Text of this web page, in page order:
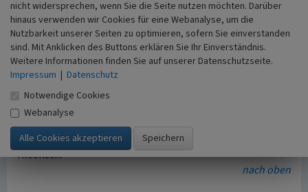
wurde 1952 das nördliche Stallgebäude für Bürozwecke
und als Kantine ausgebaut. Nach dem Auslaufen des
Marschallplans bezog am 20.11.1957 das damalige
Bundesschatzministerium die freiwerdenden Gebäude. Zur
Beseitigung der Raumnot wurde Mitte der 1960er Jahre
ein großzügiger Neubau geplant, der 1967/68 realisiert
wurde. Für diesen Neubau wurden die ehemaligen Stall-
und Scheunengebäude abgerissen. Erhalten und mit dem
Neubau verbunden wurde lediglich das ehemalige
Herrenhaus in der Fassung des Umbaus von Josef
Kleefisch.
nach oben
nicht widersprechen, wenn Sie die Seite nutzen möchten. Darüber
hinaus verwenden wir Cookies für eine Webanalyse, um die
Nutzbarkeit unserer Seiten zu optimieren, sofern Sie einverstanden
sind. Mit Anklicken des Buttons erklären Sie Ihr Einverständnis.
Weitere Informationen finden Sie auf unserer Datenschutzseite.
Impressum | Datenschutz
Notwendige Cookies
Webanalyse